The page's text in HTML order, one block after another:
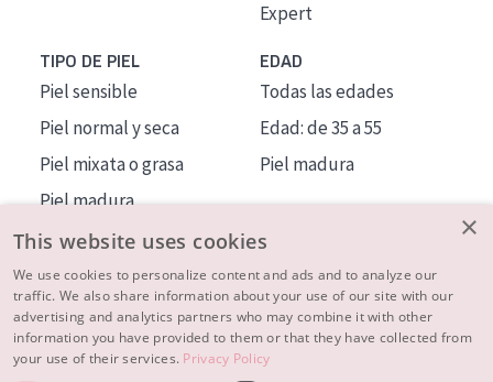
Expert
TIPO DE PIEL
Piel sensible
Piel normal y seca
Piel mixata o grasa
Piel madura
Piel expuesta al sol
Piel menopáusica
EDAD
Todas las edades
Edad: de 35 a 55
Piel madura
MÁS SOBRE NOSOTROS
INSPIRACIÓN
×
This website uses cookies
We use cookies to personalize content and ads and to analyze our
traffic. We also share information about your use of our site with our
advertising and analytics partners who may combine it with other
information you have provided to them or that they have collected from
your use of their services. Privacy Policy